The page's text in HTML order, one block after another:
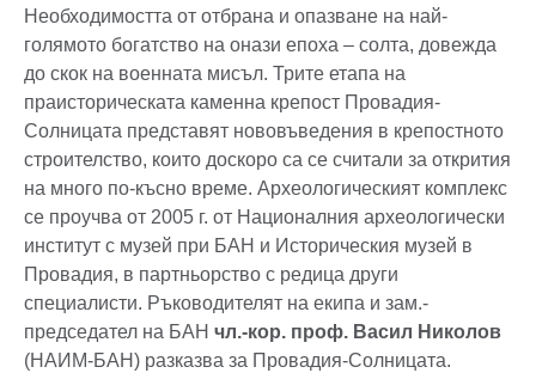
Необходимостта от отбрана и опазване на най-
голямото богатство на онази епоха – солта, довежда
до скок на военната мисъл. Трите етапа на
праисторическата каменна крепост Провадия-
Солницата представят нововъведения в крепостното
строителство, които доскоро са се считали за открития
на много по-късно време. Археологическият комплекс
се проучва от 2005 г. от Националния археологически
институт с музей при БАН и Историческия музей в
Провадия, в партньорство с редица други
специалисти. Ръководителят на екипа и зам.-
председател на БАН чл.-кор. проф. Васил Николов
(НАИМ-БАН) разказва за Провадия-Солницата.